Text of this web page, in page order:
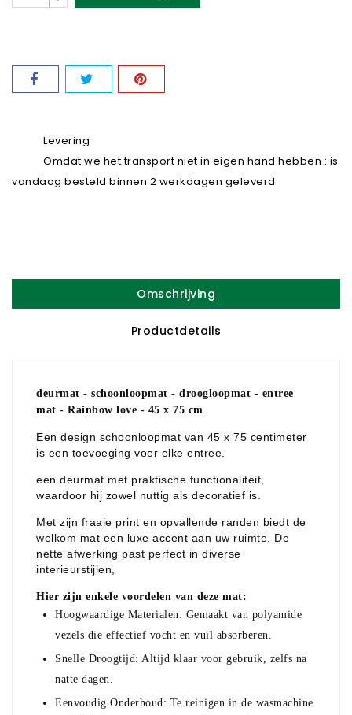
Levering
Omdat we het transport niet in eigen hand hebben : is
vandaag besteld binnen 2 werkdagen geleverd
Omschrijving
Productdetails
deurmat - schoonloopmat - droogloopmat - entree
mat - Rainbow love - 45 x 75 cm
Een design schoonloopmat van 45 x 75 centimeter
is een toevoeging voor elke entree.
een deurmat met praktische functionaliteit,
waardoor hij zowel nuttig als decoratief is.
Met zijn fraaie print en opvallende randen biedt de
welkom mat een luxe accent aan uw ruimte. De
nette afwerking past perfect in diverse
interieurstijlen,
Hier zijn enkele voordelen van deze mat:
Hoogwaardige Materialen: Gemaakt van polyamide
vezels die effectief vocht en vuil absorberen.
Snelle Droogtijd: Altijd klaar voor gebruik, zelfs na
natte dagen.
Eenvoudig Onderhoud: Te reinigen in de wasmachine